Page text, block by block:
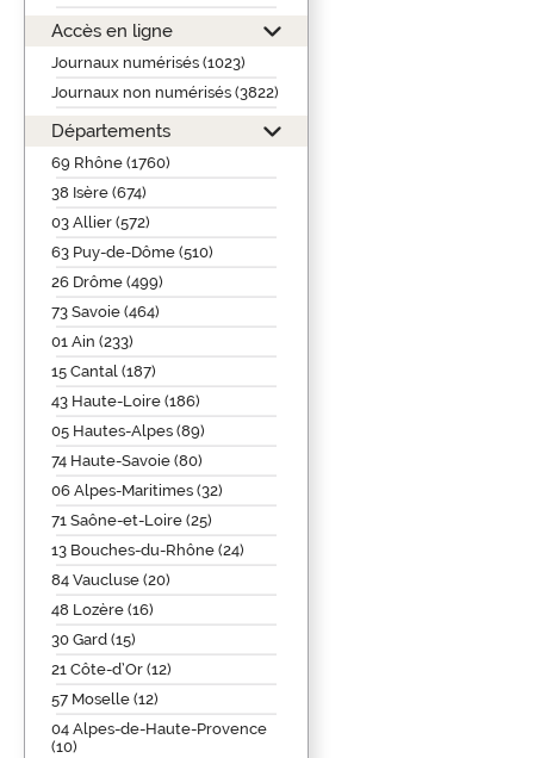
Accès en ligne
Journaux numérisés (1023)
Journaux non numérisés (3822)
Départements
69 Rhône (1760)
38 Isère (674)
03 Allier (572)
63 Puy-de-Dôme (510)
26 Drôme (499)
73 Savoie (464)
01 Ain (233)
15 Cantal (187)
43 Haute-Loire (186)
05 Hautes-Alpes (89)
74 Haute-Savoie (80)
06 Alpes-Maritimes (32)
71 Saône-et-Loire (25)
13 Bouches-du-Rhône (24)
84 Vaucluse (20)
48 Lozère (16)
30 Gard (15)
21 Côte-d’Or (12)
57 Moselle (12)
04 Alpes-de-Haute-Provence
(10)